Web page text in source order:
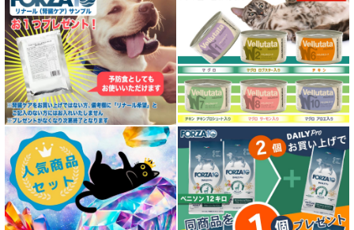
全年齢対応 フード for DOG
パピー用 フード for DOG
成犬用 フード for DOG
シニア犬用フード for DOG
食物アレルギー対応 ドッグフード